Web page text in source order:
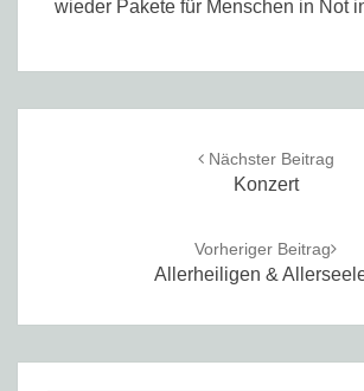
wieder Pakete für Menschen in Not
Nächster Beitrag
Konzert
Vorheriger Beitrag
Allerheiligen &